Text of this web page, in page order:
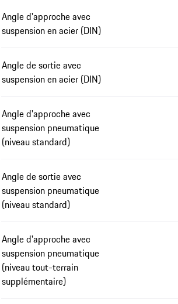
Angle d'approche avec
suspension en acier (DIN)
Angle de sortie avec
suspension en acier (DIN)
Angle d'approche avec
suspension pneumatique
(niveau standard)
Angle de sortie avec
suspension pneumatique
(niveau standard)
Angle d'approche avec
suspension pneumatique
(niveau tout-terrain
supplémentaire)